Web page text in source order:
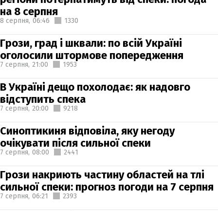
на 8 серпня
8 серпня, 06:46 1330
Грози, град і шквали: по всій Україні
оголосили штормове попередження
7 серпня, 21:00 1953
В Україні дещо похолодає: як надовго
відступить спека
7 серпня, 20:00 9218
Синоптикиня відповіла, яку негоду
очікувати після сильної спеки
7 серпня, 08:00 2441
Грози накриють частину областей на тлі
сильної спеки: прогноз погоди на 7 серпня
7 серпня, 06:21 2393